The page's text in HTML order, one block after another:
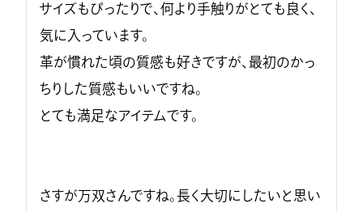
サイズもぴったりで、何より手触りがとても良く、
気に入っています。
革が慣れた頃の質感も好きですが、最初のかっ
ちりした質感もいいですね。
とても満足なアイテムです。
さすが万双さんですね。長く大切にしたいと思い